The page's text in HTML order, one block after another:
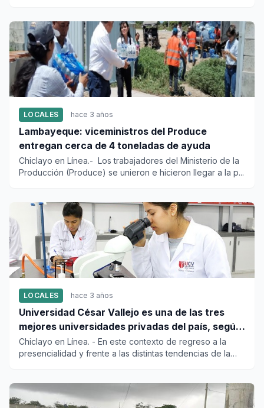
LOCALES hace 3 años
Lambayeque: viceministros del Produce
entregan cerca de 4 toneladas de ayuda
Chiclayo en Línea.- Los trabajadores del Ministerio de la
Producción (Produce) se unieron e hicieron llegar a la p...
LOCALES hace 3 años
Universidad César Vallejo es una de las tres
mejores universidades privadas del país, según
encuesta
Chiclayo en Línea. - En este contexto de regreso a la
presencialidad y frente a las distintas tendencias de la